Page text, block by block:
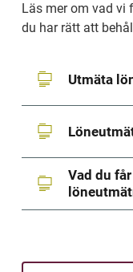
Läs mer om vad vi
du har rätt att
Utmäta
Vad du